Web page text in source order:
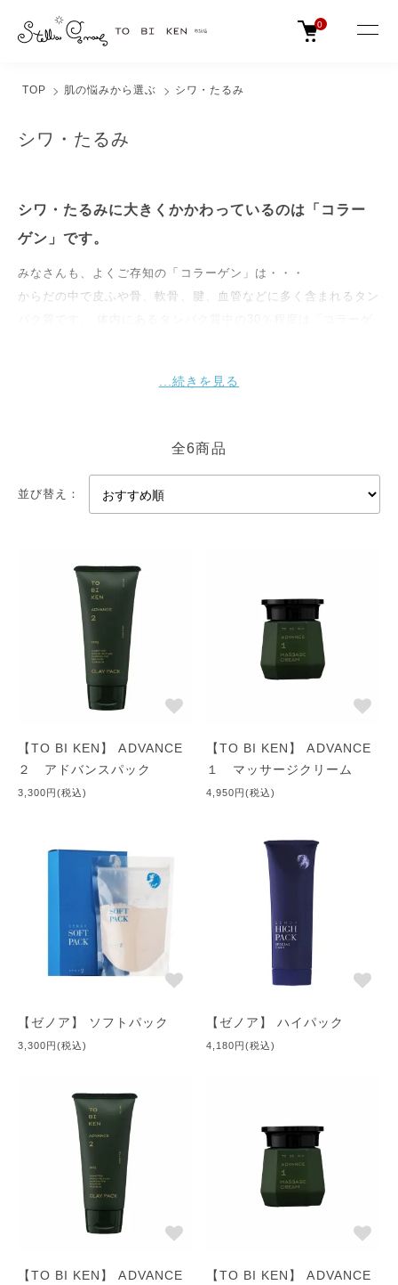
0
TOP 肌の悩みから選ぶ シワ・たるみ
シワ・たるみ
シワ・たるみに大きくかかわっているのは「コラー
ゲン」です。
みなさんも、よくご存知の「コラーゲン」は・・・
からだの中で皮ふや骨、軟骨、腱、血管などに多く含まれるタン
もっています。繊維がらせん状の構造を持ち柔軟性のあるバネの
必要な物質です｡ シワ・お肌のたるみの原因は、主に、コラーゲ
泌量、発汗量が低下し、肌の老化に大きな影響を与えているのも
がなくなり、組織を活かすための水分を保てなくなり、「たる
み」などの現象がおこるのが通常。このような皮膚の老化は、体
内の代謝の衰えが大きく関連していることがわかっていただける
と思います。
さて、「コラーゲン」は体内でアミノ酸を原料として生成されま
す。 食事からとったタンパク質が酵素（消化酵素）によりアミ
入れれば、すべて異物になってしまうのです。
【改善へのポイント】
●お肌の疲れを早く回復してあげましょう
１.内臓の働きを正常に保つ
に心がける）
３．ストレスをためない（イライラはシワの原因）
４．ビタミンCとカルシウムをバランスよく食事で摂る
５．蒸しタオルをかかさない
【美容ビタミン】
る。特に、粘膜部の乾燥が起こる。柔軟で丈夫な上皮（角質な
全6商品
並び替え：
【TO BI KEN】 ADVANCE
２ アドバンスパック
3,300円(税込)
【TO BI KEN】 ADVANCE
１ マッサージクリーム
4,950円(税込)
【ゼノア】 ソフトパック
3,300円(税込)
【ゼノア】 ハイパック
4,180円(税込)
【TO BI KEN】 ADVANCE
【TO BI KEN】 ADVANCE